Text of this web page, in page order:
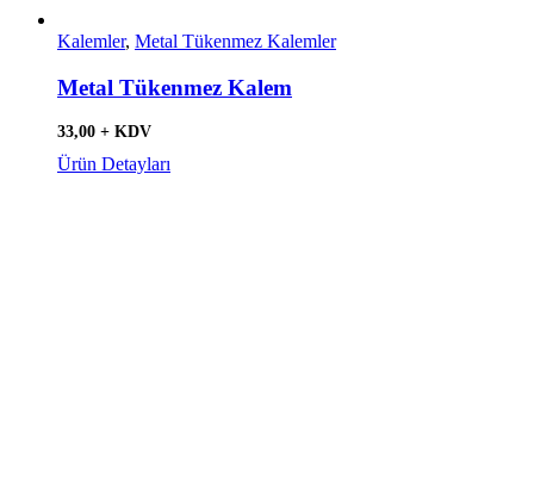
Kalemler, Metal Tükenmez Kalemler
Metal Tükenmez Kalem
33,00 + KDV
Ürün Detayları